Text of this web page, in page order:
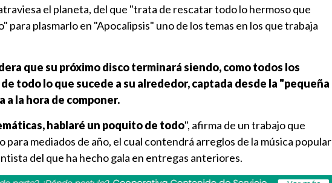
el planeta, del que "trata de rescatar todo lo hermoso que
para plasmarlo en "Apocalipsis" uno de los temas en los que trabaja
que su próximo disco terminará siendo, como todos los
todo lo que sucede a su alrededor, captada desde la "pequeña
la hora de componer.
hablaré un poquito de todo", afirma de un trabajo que
mediados de año, el cual contendrá arreglos de la música popular
del que ha hecho gala en entregas anteriores.